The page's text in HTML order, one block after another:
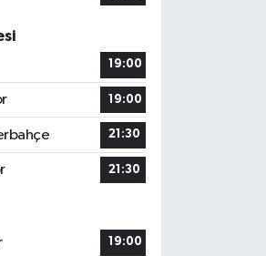
19:00
19:00
21:30
21:30
19:00